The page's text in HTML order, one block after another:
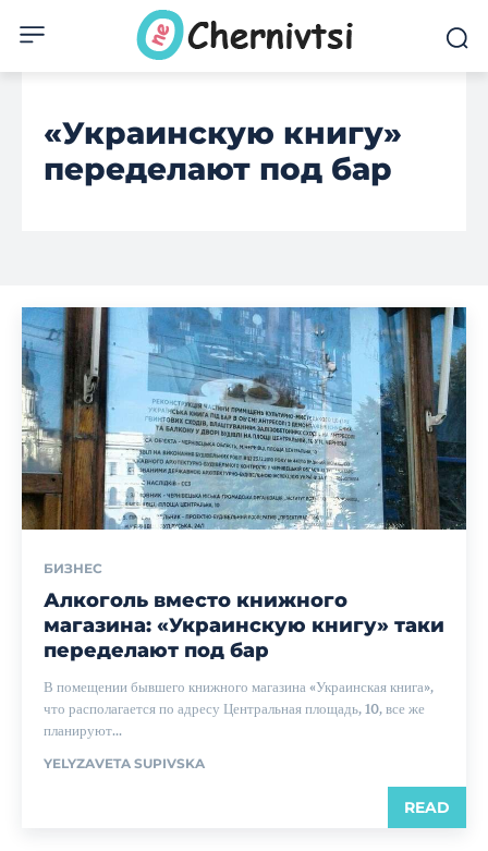
«Украинскую книгу»
переделают под бар
БИЗНЕС
Алкоголь вместо книжного
магазина: «Украинскую книгу» таки
переделают под бар
В помещении бывшего книжного магазина «Украинская книга»,
что располагается по адресу Центральная площадь, 10, все же
планируют...
YELYZAVETA SUPIVSKA
READ